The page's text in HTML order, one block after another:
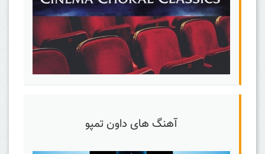
آهنگ های داون تمپو